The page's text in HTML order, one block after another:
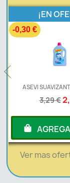
AZUL 125...
AL CARRITO
favorite_border
Ver mas